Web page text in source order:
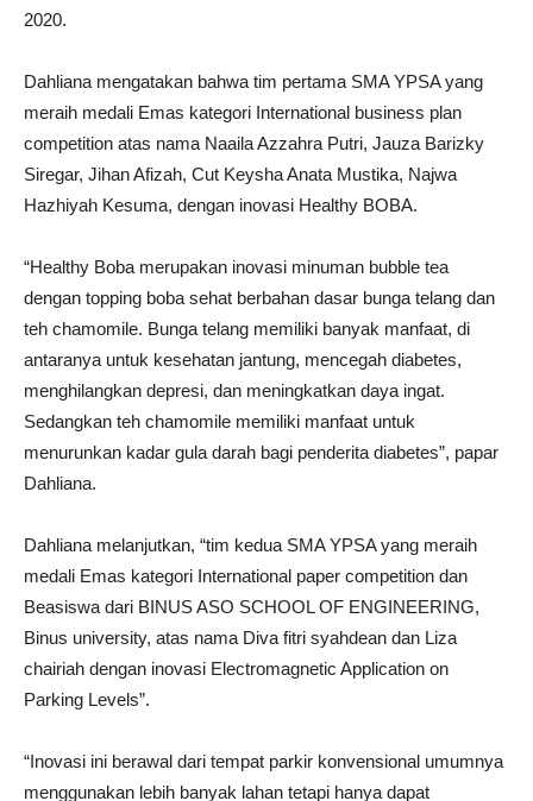
2020.
Dahliana mengatakan bahwa tim pertama SMA YPSA yang
meraih medali Emas kategori International business plan
competition atas nama Naaila Azzahra Putri, Jauza Barizky
Siregar, Jihan Afizah, Cut Keysha Anata Mustika, Najwa
Hazhiyah Kesuma, dengan inovasi Healthy BOBA.
“Healthy Boba merupakan inovasi minuman bubble tea
dengan topping boba sehat berbahan dasar bunga telang dan
teh chamomile. Bunga telang memiliki banyak manfaat, di
antaranya untuk kesehatan jantung, mencegah diabetes,
menghilangkan depresi, dan meningkatkan daya ingat.
Sedangkan teh chamomile memiliki manfaat untuk
menurunkan kadar gula darah bagi penderita diabetes”, papar
Dahliana.
Dahliana melanjutkan, “tim kedua SMA YPSA yang meraih
medali Emas kategori International paper competition dan
Beasiswa dari BINUS ASO SCHOOL OF ENGINEERING,
Binus university, atas nama Diva fitri syahdean dan Liza
chairiah dengan inovasi Electromagnetic Application on
Parking Levels”.
“Inovasi ini berawal dari tempat parkir konvensional umumnya
menggunakan lebih banyak lahan tetapi hanya dapat